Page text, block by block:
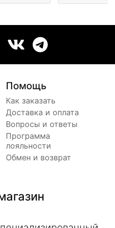
Помощь
Как заказать
Доставка и оплата
Вопросы и ответы
Программа
лояльности
Обмен и возврат